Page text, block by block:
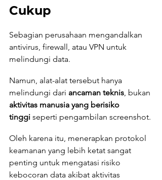
Cukup
Sebagian perusahaan mengandalkan
antivirus, firewall, atau VPN untuk
melindungi data.
Namun, alat-alat tersebut hanya
melindungi dari ancaman teknis , bukan
aktivitas manusia yang berisiko
tinggi seperti pengambilan screenshot.
Oleh karena itu, menerapkan protokol
keamanan yang lebih ketat sangat
penting untuk mengatasi risiko
kebocoran data akibat aktivitas